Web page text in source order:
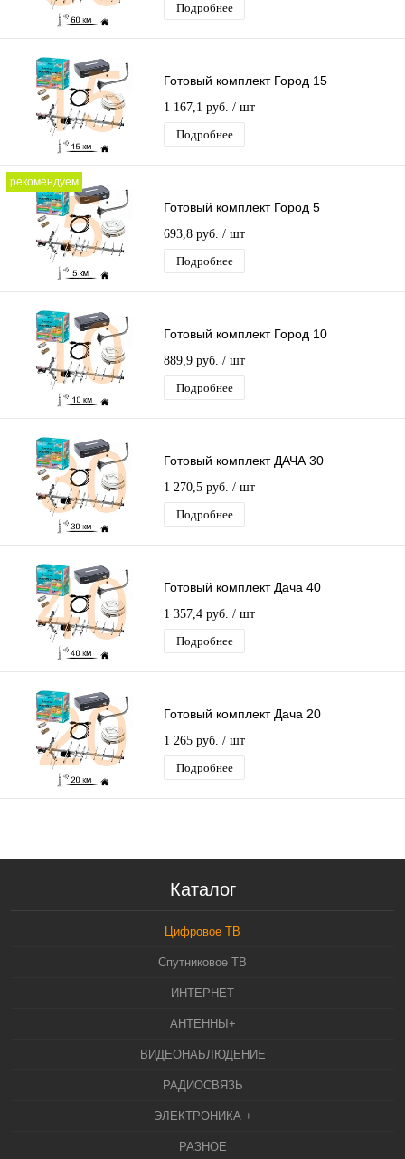
Подробнее
Готовый комплект Город 15
1 167,1 руб. / шт
Подробнее
рекомендуем
Готовый комплект Город 5
693,8 руб. / шт
Подробнее
Готовый комплект Город 10
889,9 руб. / шт
Подробнее
Готовый комплект ДАЧА 30
1 270,5 руб. / шт
Подробнее
Готовый комплект Дача 40
1 357,4 руб. / шт
Подробнее
Готовый комплект Дача 20
1 265 руб. / шт
Подробнее
Каталог
Цифровое ТВ
Спутниковое ТВ
ИНТЕРНЕТ
АНТЕННЫ+
ВИДЕОНАБЛЮДЕНИЕ
РАДИОСВЯЗЬ
ЭЛЕКТРОНИКА +
РАЗНОЕ